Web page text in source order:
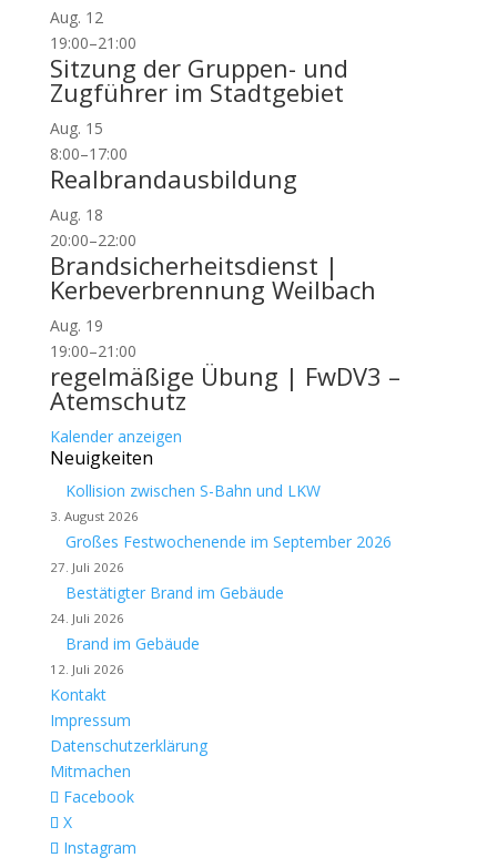
Aug. 12
19:00–21:00
Sitzung der Gruppen- und
Zugführer im Stadtgebiet
Aug. 15
8:00–17:00
Realbrandausbildung
Aug. 18
20:00–22:00
Brandsicherheitsdienst |
Kerbeverbrennung Weilbach
Aug. 19
19:00–21:00
regelmäßige Übung | FwDV3 –
Atemschutz
Kalender anzeigen
Neuigkeiten
Kollision zwischen S-Bahn und LKW
3. August 2026
Großes Festwochenende im September 2026
27. Juli 2026
Bestätigter Brand im Gebäude
24. Juli 2026
Brand im Gebäude
12. Juli 2026
Kontakt
Impressum
Datenschutzerklärung
Mitmachen
Facebook
X
Instagram